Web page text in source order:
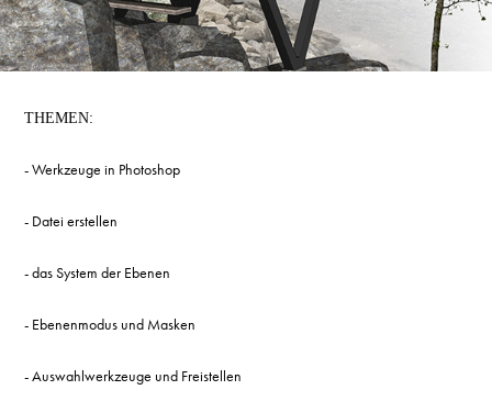
THEMEN:
- Werkzeuge in Photoshop
- Datei erstellen
- das System der Ebenen
- Ebenenmodus und Masken
- Auswahlwerkzeuge und Freistellen